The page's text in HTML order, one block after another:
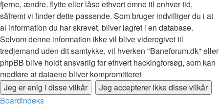
fjerne, ændre, flytte eller låse ethvert emne til enhver tid,
såfremt vi finder dette passende. Som bruger indvilliger du i at
al information du har skrevet, bliver lagret i en database.
Selvom denne information ikke vil blive videregivet til
tredjemand uden dit samtykke, vil hverken "Baneforum.dk" eller
phpBB blive holdt ansvarlig for ethvert hackingforsøg, som kan
medføre at dataene bliver kompromitteret
Boardindeks